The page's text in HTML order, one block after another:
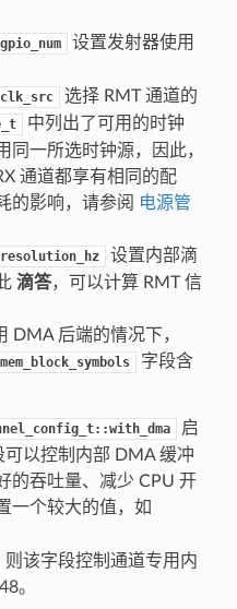
设置发射器使用
选择 RMT 通道的
中列出了可用的时钟
同一所选时钟源，因此，
通道都享有相同的配
的影响，请参阅 电源管
设置内部滴
滴答，可以计算 RMT 信
DMA 后端的情况下，
字段含
启
以控制内部 DMA 缓冲
的吞吐量、减少 CPU 开
一个较大的值，如
该字段控制通道专用内
。